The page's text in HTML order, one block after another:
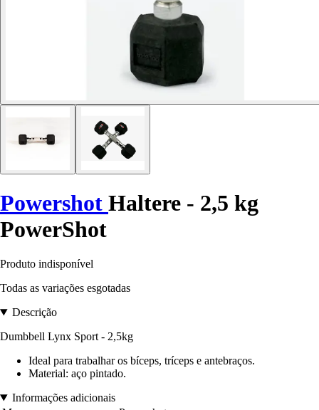
Powershot Haltere - 2,5 kg
PowerShot
Produto indisponível
Todas as variações esgotadas
Descrição
Dumbbell Lynx Sport - 2,5kg
Ideal para trabalhar os bíceps, tríceps e antebraços.
Material: aço pintado.
Informações adicionais